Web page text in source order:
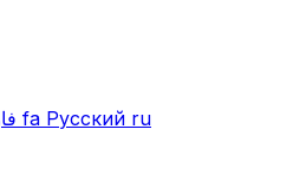
fa Русский ru